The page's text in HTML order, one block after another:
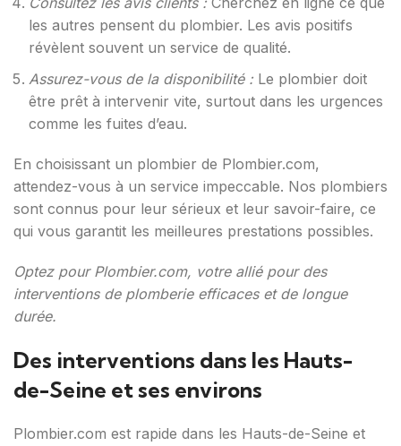
les autres pensent du plombier. Les avis positifs
révèlent souvent un service de qualité.
Assurez-vous de la disponibilité : Le plombier doit
être prêt à intervenir vite, surtout dans les urgences
comme les fuites d’eau.
En choisissant un plombier de Plombier.com,
attendez-vous à un service impeccable. Nos plombiers
sont connus pour leur sérieux et leur savoir-faire, ce
qui vous garantit les meilleures prestations possibles.
Optez pour Plombier.com, votre allié pour des
interventions de plomberie efficaces et de longue
durée.
Des interventions dans les Hauts-
de-Seine et ses environs
Plombier.com est rapide dans les Hauts-de-Seine et